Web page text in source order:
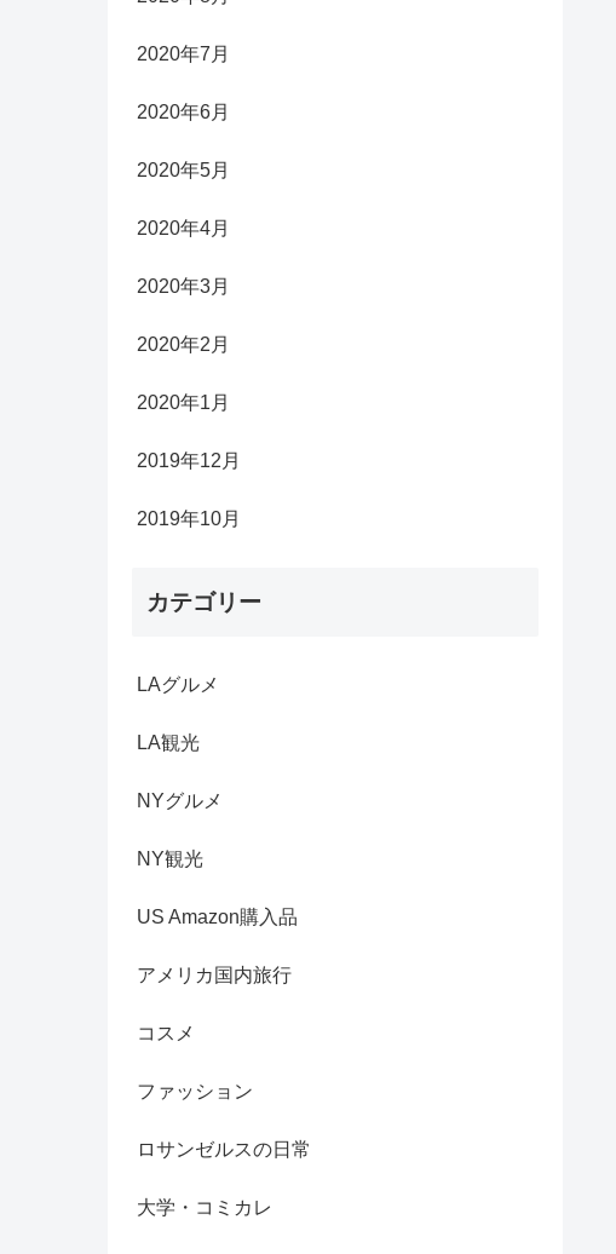
2020年7月
2020年6月
2020年5月
2020年4月
2020年3月
2020年2月
2020年1月
2019年12月
2019年10月
カテゴリー
LAグルメ
LA観光
NYグルメ
NY観光
US Amazon購入品
アメリカ国内旅行
コスメ
ファッション
ロサンゼルスの日常
大学・コミカレ